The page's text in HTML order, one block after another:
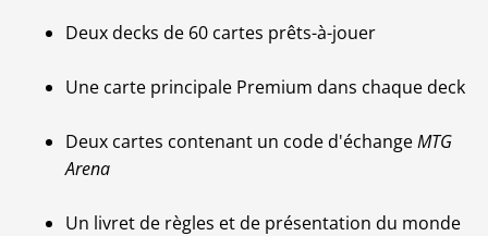
Deux decks de 60 cartes prêts-à-jouer
Une carte principale Premium dans chaque deck
Deux cartes contenant un code d'échangeMTG
Arena
Un livret de règles et de présentation du monde